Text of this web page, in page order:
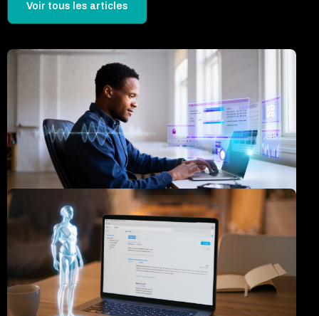
Voir tous les articles
INTELLIGENCE ARTIFICIELLE
5 façons dont l’IA peut transformer votre productivité
au quotidien
12 MARCH 2020